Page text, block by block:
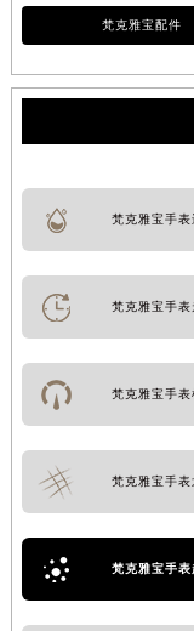
梵克雅宝配件
梵克雅宝手表
梵克雅宝手
梵克雅宝手表
梵克雅宝手表
梵克雅宝手表